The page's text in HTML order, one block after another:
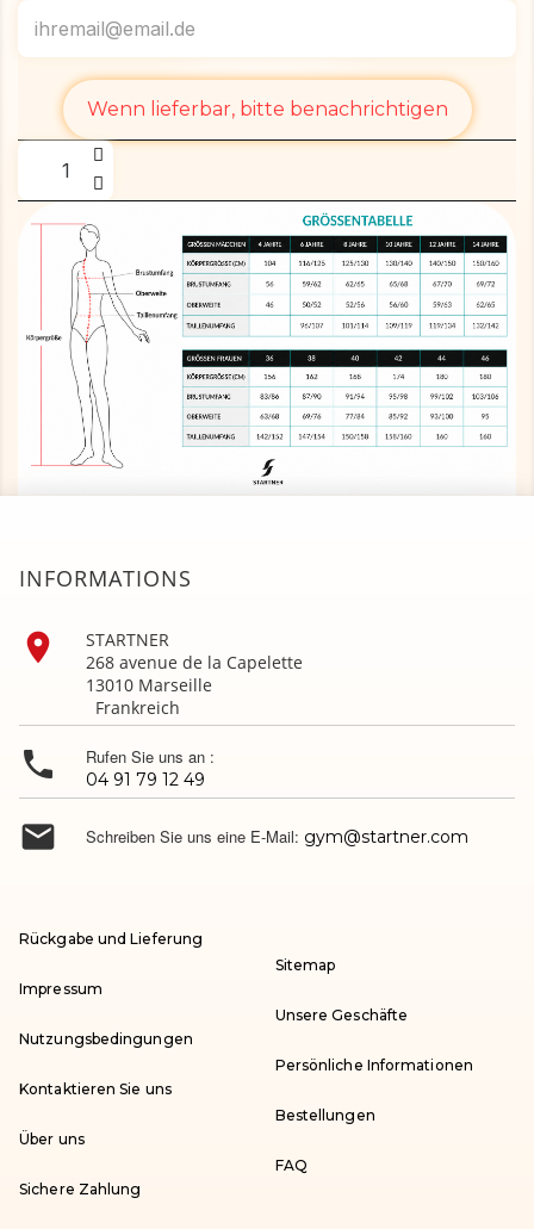
Wenn lieferbar, bitte benachrichtigen
INFORMATIONS

STARTNER
268 avenue de la Capelette
13010 Marseille
Frankreich
 Rufen Sie uns an :
04 91 79 12 49
 Schreiben Sie uns eine E-Mail: gym@startner.com
Rückgabe und Lieferung
Impressum
Nutzungsbedingungen
Kontaktieren Sie uns
Über uns
Sichere Zahlung
Sitemap
Unsere Geschäfte
Persönliche Informationen
Bestellungen
FAQ